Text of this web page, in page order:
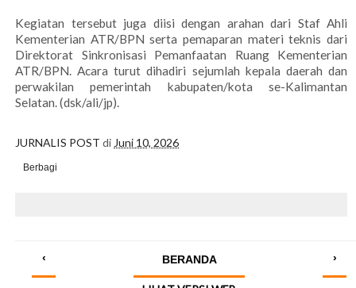
Kegiatan tersebut juga diisi dengan arahan dari Staf Ahli
Kementerian ATR/BPN serta pemaparan materi teknis dari
Direktorat Sinkronisasi Pemanfaatan Ruang Kementerian
ATR/BPN. Acara turut dihadiri sejumlah kepala daerah dan
perwakilan pemerintah kabupaten/kota se-Kalimantan
Selatan. (dsk/ali/jp).
JURNALIS POST di Juni 10, 2026
Berbagi
‹ ›
BERANDA